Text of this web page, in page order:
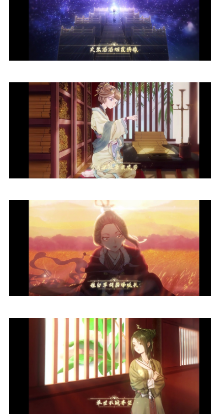
20 元 50 元 自定义
立刻支付
¥
立刻支付
限。
6位以上
忘记密码？ 找回 已有帐号？